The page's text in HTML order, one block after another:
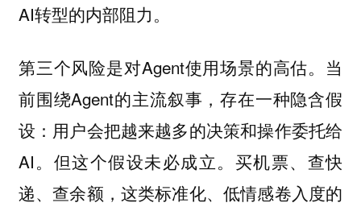
AI转型的内部阻力。
第三个风险是对Agent使用场景的高估。当
前围绕Agent的主流叙事，存在一种隐含假
设：用户会把越来越多的决策和操作委托给
AI。但这个假设未必成立。买机票、查快
递、查余额，这类标准化、低情感卷入度的